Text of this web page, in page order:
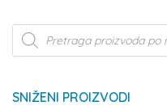
Products
search
SNIŽENI PROIZVODI